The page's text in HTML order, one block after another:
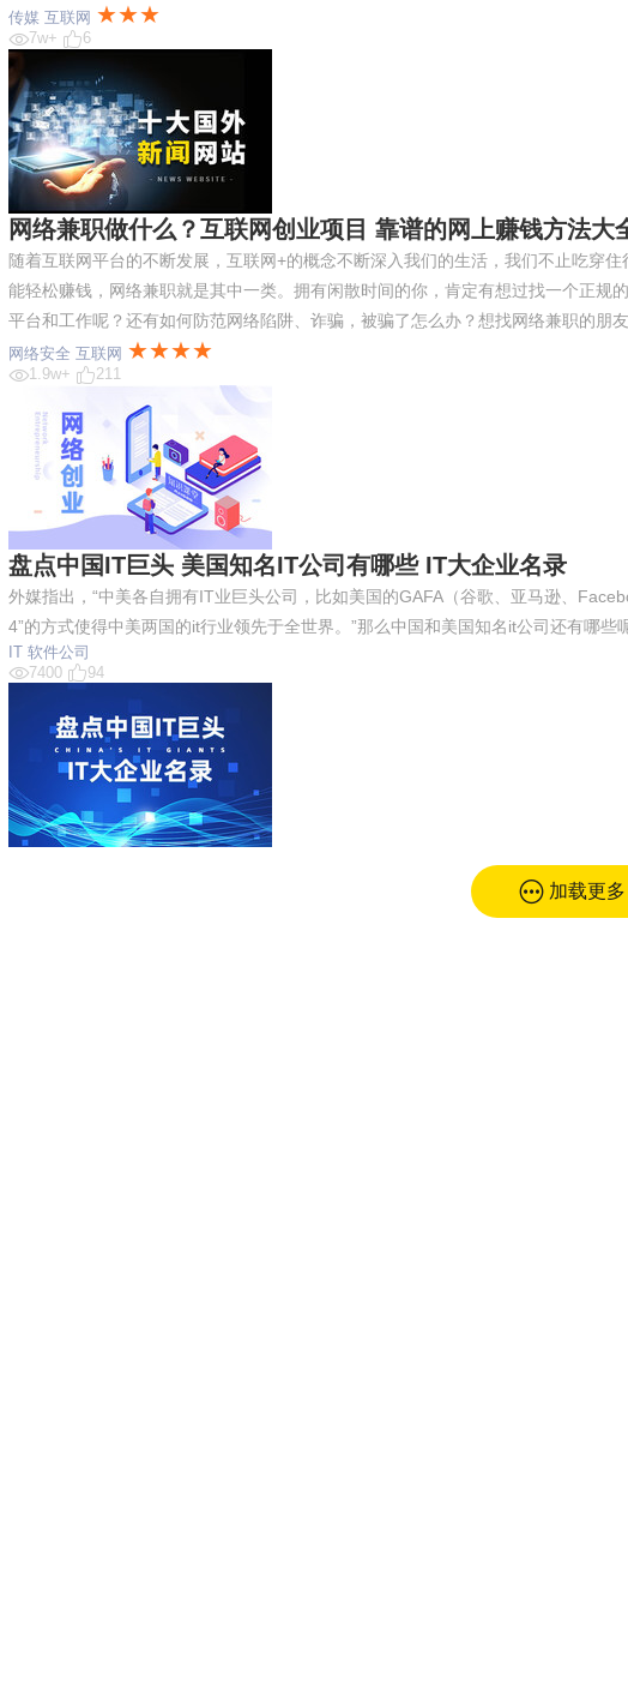
传媒 互联网 ★★★
7w+ 6
网络兼职做什么？互联网创业项目 靠谱的网上赚钱方法大
随着互联网平台的不断发展，互联网+的概念不断深入我们的生活，我们不止吃穿
能轻松赚钱，网络兼职就是其中一类。拥有闲散时间的你，肯定有想过找一个正
平台和工作呢？还有如何防范网络陷阱、诈骗，被骗了怎么办？想找网络兼职的朋
网络安全 互联网 ★★★★
1.9w+ 211
盘点中国IT巨头 美国知名IT公司有哪些 IT大企业名录
外媒指出，“中美各自拥有IT业巨头公司，比如美国的GAFA（谷歌、亚马逊、
4”的方式使得中美两国的it行业领先于全世界。”那么中国和美国知名it公司还有哪些
IT 软件公司
7400
94
加载更多